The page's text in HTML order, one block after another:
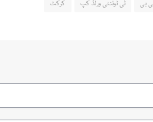
بی ٹی ٹوئنٹی ورلڈ کپ کرکٹ